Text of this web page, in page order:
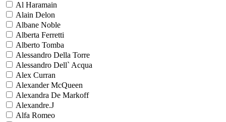
Al Haramain
Alain Delon
Albane Noble
Alberta Ferretti
Alberto Tomba
Alessandro Della Torre
Alessandro Dell` Acqua
Alex Curran
Alexander McQueen
Alexandra De Markoff
Alexandre.J
Alfa Romeo